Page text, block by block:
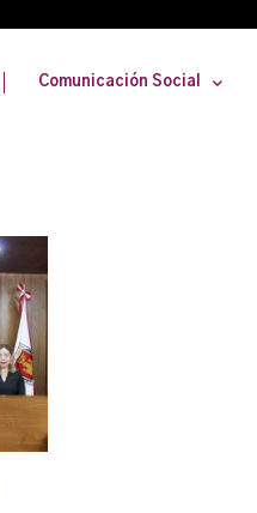
Comunicación Social